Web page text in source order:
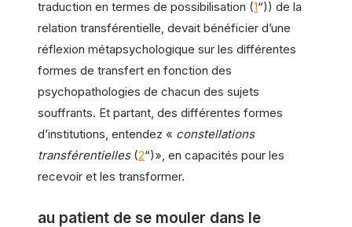
traduction en termes de possibilisation (1“)) de la
relation transférentielle, devait bénéficier d’une
réflexion métapsychologique sur les différentes
formes de transfert en fonction des
psychopathologies de chacun des sujets
souffrants. Et partant, des différentes formes
d’institutions, entendez « constellations
transférentielles(2“)», en capacités pour les
recevoir et les transformer.
au patient de se mouler dans le